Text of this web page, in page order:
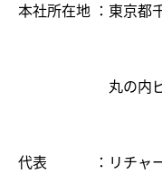
本社所在地 ：東京都
丸の内ビル
代表 ：リチャー